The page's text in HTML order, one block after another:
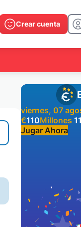
Crear cuenta
viernes, 07
€110Millones
Jugar Ahora
2026
2020
2019
2014
2013
2008
2007